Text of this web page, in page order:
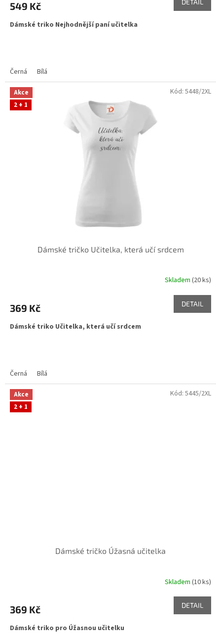
549 Kč
Dámské triko Nejhodnější paní učitelka
Černá Bílá
Akce
2 + 1
Dámské tričko Učitelka, která učí srdcem
Skladem (20 ks)
369 Kč DETAIL
Dámské triko Učitelka, která učí srdcem
Černá Bílá
Kód: 5448/2XL
Akce
2 + 1
Dámské tričko Úžasná učitelka
Skladem (10 ks)
369 Kč DETAIL
Dámské triko pro Úžasnou učitelku
Kód: 5445/2XL